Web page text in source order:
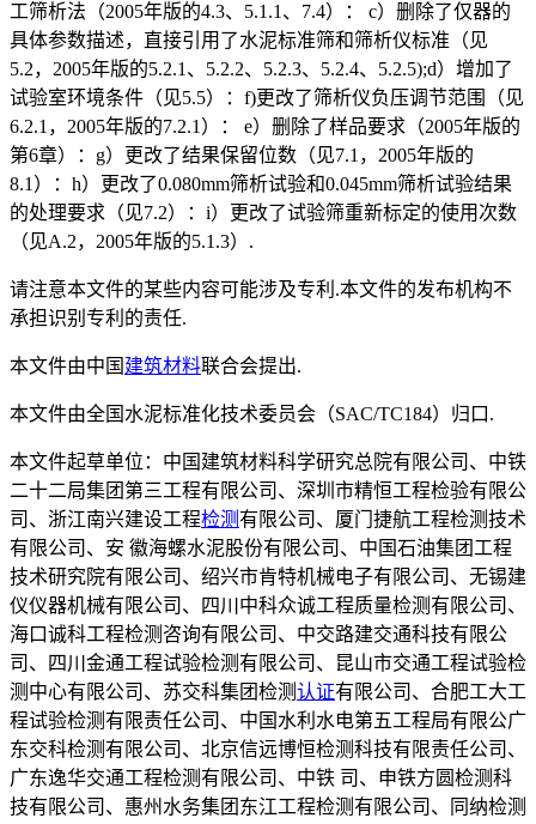
工筛析法（2005年版的4.3、5.1.1、7.4）： c）删除了仅器的
具体参数描述，直接引用了水泥标准筛和筛析仪标准（见
5.2，2005年版的5.2.1、5.2.2、5.2.3、5.2.4、5.2.5);d）增加了
试验室环境条件（见5.5）：f)更改了筛析仪负压调节范围（见
6.2.1，2005年版的7.2.1）： e）删除了样品要求（2005年版的
第6章）：g）更改了结果保留位数（见7.1，2005年版的
8.1）：h）更改了0.080mm筛析试验和0.045mm筛析试验结果
的处理要求（见7.2）：i）更改了试验筛重新标定的使用次数
（见A.2，2005年版的5.1.3）.
请注意本文件的某些内容可能涉及专利.本文件的发布机构不
承担识别专利的责任.
本文件由中国 建筑材料联合会提出.
本文件由全国水泥标准化技术委员会（SAC/TC184）归口.
本文件起草单位：中国建筑材料科学研究总院有限公司、中铁
二十二局集团第三工程有限公司、深圳市精恒工程检验有限公
司、浙江南兴建设工程检测有限公司、厦门捷航工程检测技术
有限公司、安 徽海螺水泥股份有限公司、中国石油集团工程
技术研究院有限公司、绍兴市肯特机械电子有限公司、无锡建
仪仪器机械有限公司、四川中科众诚工程质量检测有限公司、
海口诚科工程检测咨询有限公司、中交路建交通科技有限公
司、四川金通工程试验检测有限公司、昆山市交通工程试验检
测中心有限公司、苏交科集团检测认证有限公司、合肥工大工
程试验检测有限责任公司、中国水利水电第五工程局有限公广
东交科检测有限公司、北京信远博恒检测科技有限责任公司、
广东逸华交通工程检测有限公司、中铁 司、申铁方圆检测科
技有限公司、惠州水务集团东江工程检测有限公司、同纳检测